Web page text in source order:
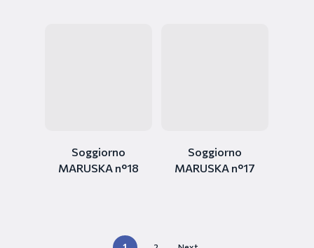
Soggiorno
MARUSKA n°18
Soggiorno
MARUSKA n°17